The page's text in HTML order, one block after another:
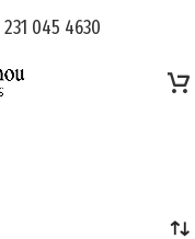
231 045 4630